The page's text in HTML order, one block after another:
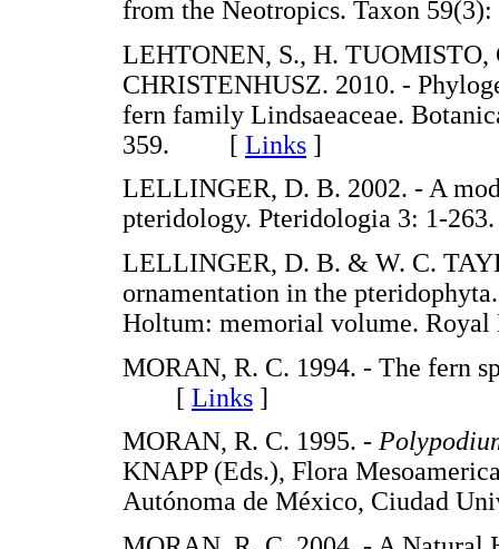
from the Neotropics. Taxon
LEHTONEN, S., H.
CHRISTENHUSZ. 2010. -
fern family Lindsaeaceae.
359. [ Links ]
LELLINGER, D. B. 2002. - A
pteridology. Pteridologia 3:
LELLINGER, D. B. & W. C.
ornamentation in the
Holtum: memorial volume.
MORAN, R. C. 1994. - The fern
[ Links ]
MORAN, R. C. 1995. -
KNAPP (Eds.), Flora
Autónoma de México, Ciudad